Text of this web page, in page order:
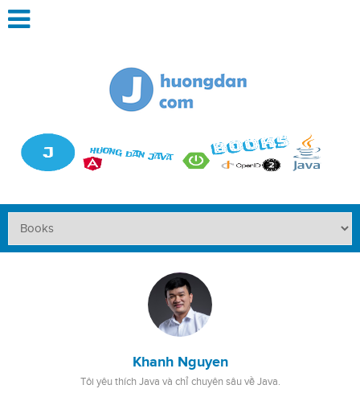
Khanh Nguyen
Tôi yêu thích Java và chỉ chuyên sâu về Java.